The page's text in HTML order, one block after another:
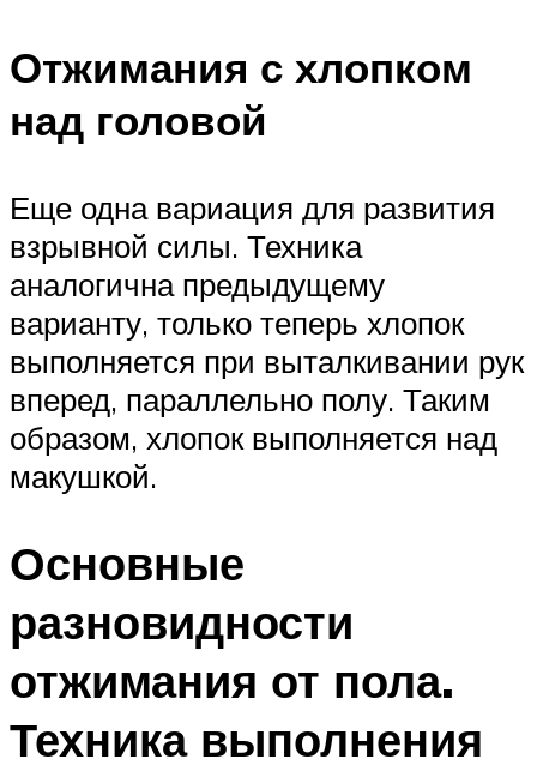
Отжимания с хлопком
над головой
Еще одна вариация для развития
взрывной силы. Техника
аналогична предыдущему
варианту, только теперь хлопок
выполняется при выталкивании рук
вперед, параллельно полу. Таким
образом, хлопок выполняется над
макушкой.
Основные
разновидности
отжимания от пола.
Техника выполнения